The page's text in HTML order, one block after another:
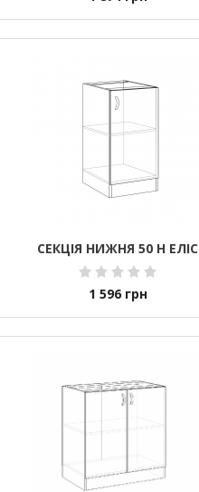
СЕКЦІЯ НИЖНЯ 50 Н ЕЛІС
1 596 грн